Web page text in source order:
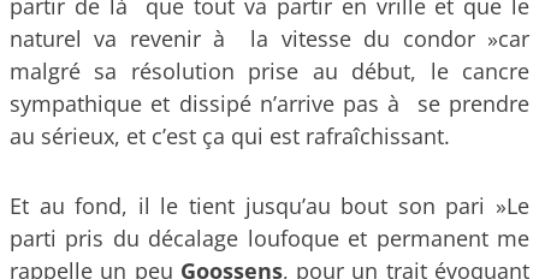
partir de là que tout va partir en vrille et que le
naturel va revenir à la vitesse du condor »car
malgré sa résolution prise au début, le cancre
sympathique et dissipé n’arrive pas à se prendre
au sérieux, et c’est ça qui est rafraîchissant.
Et au fond, il le tient jusqu’au bout son pari »Le
parti pris du décalage loufoque et permanent me
rappelle un peu Goossens, pour un trait évoquant